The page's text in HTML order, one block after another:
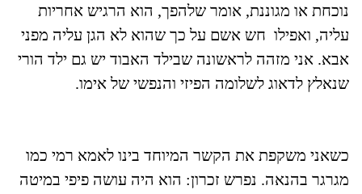
נוכחת או מגוננת, אומר שלהפך, הוא הרגיש אחריות
עליה, ואפילו חש אשם על כך שהוא לא הגן עליה מפני
אבא. אני מזהה לראשונה שבילד האבוד יש גם ילד הורי
שנאלץ לדאוג לשלומה הפיזי והנפשי של אימו.
כשאני משקפת את הקשר המיוחד בינו לאמא רמי כמו
מגרגר בהנאה. נפרש זכרון: הוא היה עושה פיפי במיטה